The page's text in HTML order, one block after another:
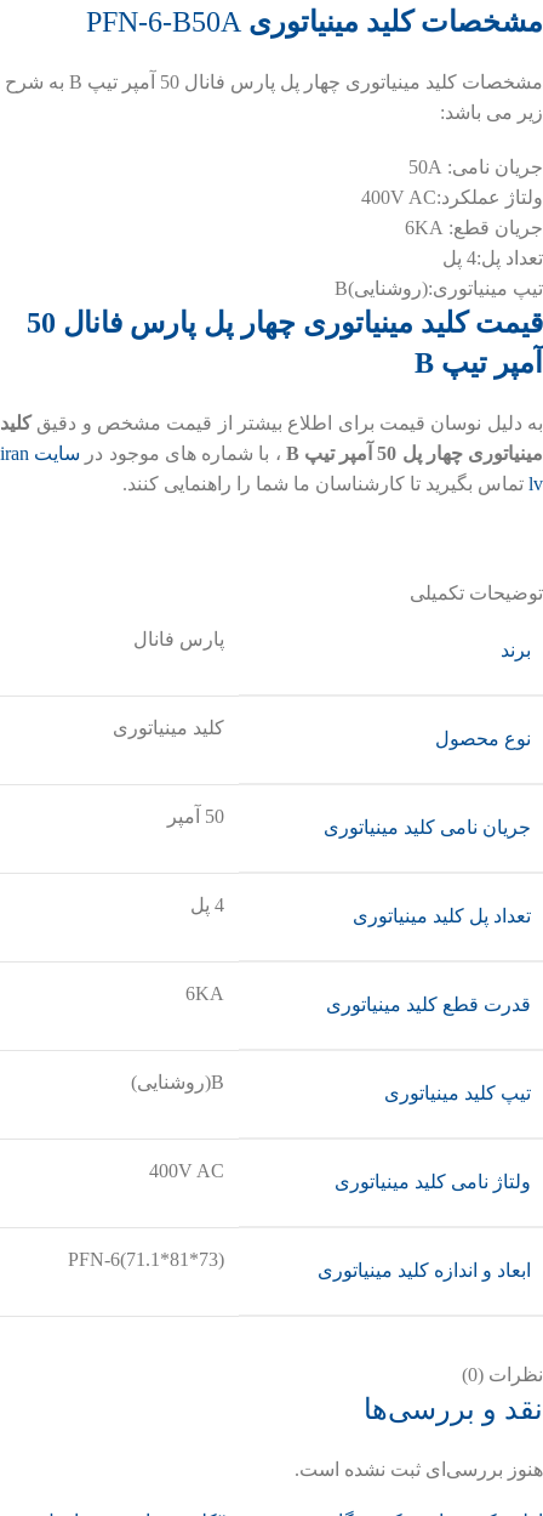
مشخصاتکلید مینیاتوری PFN-6-B50A
مشخصات کلید مینیاتوری چهار پل پارس فانال 50 آمپر تیپ B به شرح
زیر می باشد:
جریان نامی: 50A
ولتاژ عملکرد:400V AC
جریان قطع: 6KA
تعداد پل:4 پل
تیپ مینیاتوری:(روشنایی)B
قیمت کلید مینیاتوری چهار پل پارس فانال 50
آمپر تیپ B
به دلیل نوسان قیمت برای اطلاع بیشتر از قیمت مشخص و دقیقکلید
مینیاتوری چهار پل 50 آمپر تیپ B
، با شماره های موجود در
سایت iran
lv تماس بگیرید تا کارشناسان ما شما را راهنمایی کنند.
توضیحات تکمیلی
برند
پارس فانال
نوع محصول
کلید مینیاتوری
جریان نامی کلید مینیاتوری
50 آمپر
تعداد پل کلید مینیاتوری
4 پل
قدرت قطع کلید مینیاتوری
6KA
تیپ کلید مینیاتوری
B(روشنایی)
ولتاژ نامی کلید مینیاتوری
400V AC
ابعاد و اندازه کلید مینیاتوری
PFN-6(71.1*81*73)
نظرات (0)
نقد و بررسی‌ها
هنوز بررسی‌ای ثبت نشده است.